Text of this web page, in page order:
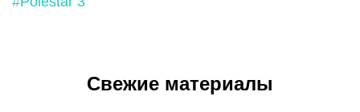
Свежие материалы